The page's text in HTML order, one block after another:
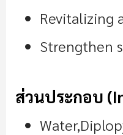
Revitalizing
Strengthen
ส่วนประกอบ